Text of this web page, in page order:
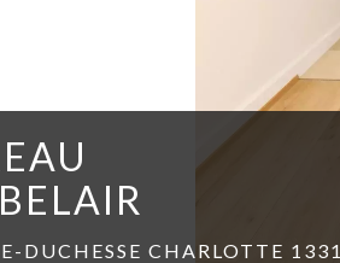
DUCHESSE CHARLOTTE 1331